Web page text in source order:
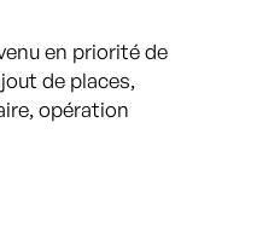
en priorité de
de places,
opération